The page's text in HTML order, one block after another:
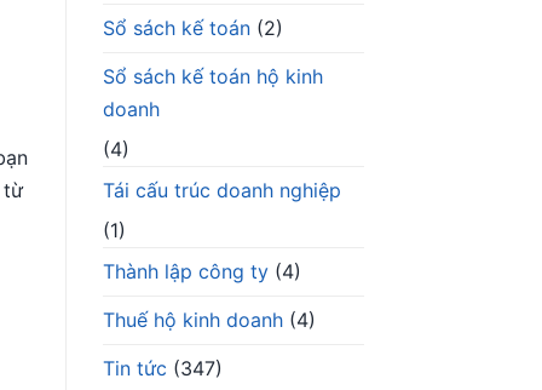
từ
Sổ sách kế toán(2)
Sổ sách kế toán hộ kinh
doanh
(4)
Tái cấu trúc doanh nghiệp
(1)
Thành lập công ty(4)
Thuế hộ kinh doanh(4)
Tin tức (347)